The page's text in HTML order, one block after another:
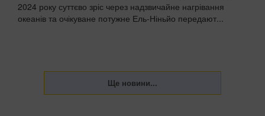
2024 року суттєво зріс через надзвичайне нагрівання
океанів та очікуване потужне Ель-Ніньйо передают...